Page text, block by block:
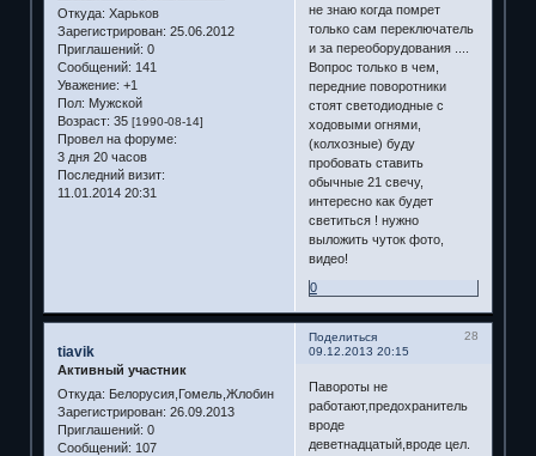
Откуда: Харьков
Зарегистрирован: 25.06.2012
Приглашений: 0
Сообщений: 141
Уважение: +1
Пол: Мужской
Возраст: 35 [1990-08-14]
Провел на форуме:
3 дня 20 часов
Последний визит:
11.01.2014 20:31
не знаю когда помрет
только сам переключатель
и за переоборудования ....
Вопрос только в чем,
передние поворотники
стоят светодиодные с
ходовыми огнями,
(колхозные) буду
пробовать ставить
обычные 21 свечу,
интересно как будет
светиться ! нужно
выложить чуток фото,
видео!
0
Поделиться
28
09.12.2013 20:15
tiavik
Активный участник
Откуда: Белорусия,Гомель,Жлобин
Зарегистрирован: 26.09.2013
Приглашений: 0
Сообщений: 107
Павороты не
работают,предохранитель
вроде
деветнадцатый,вроде цел.